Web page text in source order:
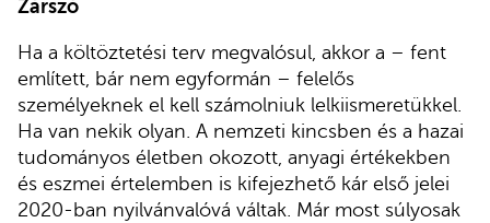
Zárszó
Ha a költöztetési terv megvalósul, akkor a – fent
említett, bár nem egyformán – felelős
személyeknek el kell számolniuk lelkiismeretükkel.
Ha van nekik olyan. A nemzeti kincsben és a hazai
tudományos életben okozott, anyagi értékekben
és eszmei értelemben is kifejezhető kár első jelei
2020-ban nyilvánvalóvá váltak. Már most súlyosak